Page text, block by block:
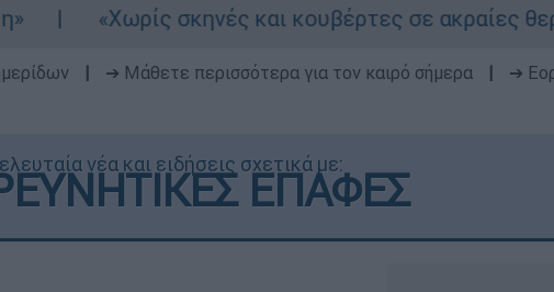
σκηνές και κουβέρτες σε ακραίες θερμοκρασίες»:
➔ Μάθετε περισσότερα για τον καιρό σήμερα
➔
νέα και ειδήσεις σχετικά με:
ΕΠΑΦΕΣ